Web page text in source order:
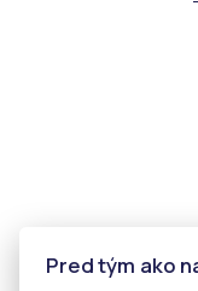
Pred tým ako